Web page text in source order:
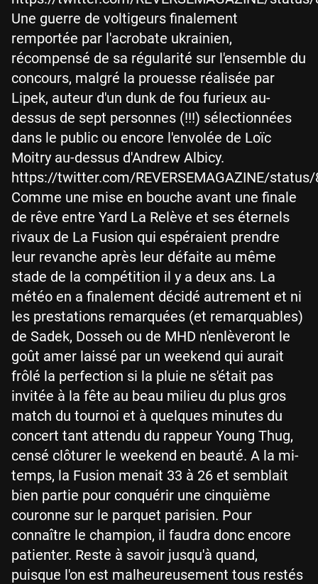
Une guerre de voltigeurs finalement
remportée par l'acrobate ukrainien,
récompensé de sa régularité sur l'ensemble du
concours, malgré la prouesse réalisée par
Lipek, auteur d'un dunk de fou furieux au-
dessus de sept personnes (!!!) sélectionnées
dans le public ou encore l'envolée de Loïc
Moitry au-dessus d'Andrew Albicy.
https://twitter.com/REVERSEMAGAZINE/
Comme une mise en bouche avant une finale
de rêve entre Yard La Relève et ses éternels
rivaux de La Fusion qui espéraient prendre
leur revanche après leur défaite au même
stade de la compétition il y a deux ans. La
météo en a finalement décidé autrement et ni
les prestations remarquées (et remarquables)
de Sadek, Dosseh ou de MHD n'enlèveront le
goût amer laissé par un weekend qui aurait
frôlé la perfection si la pluie ne s'était pas
invitée à la fête au beau milieu du plus gros
match du tournoi et à quelques minutes du
concert tant attendu du rappeur Young Thug,
censé clôturer le weekend en beauté. A la mi-
temps, la Fusion menait 33 à 26 et semblait
bien partie pour conquérir une cinquième
couronne sur le parquet parisien. Pour
connaître le champion, il faudra donc encore
patienter. Reste à savoir jusqu'à quand,
puisque l'on est malheureusement tous restés